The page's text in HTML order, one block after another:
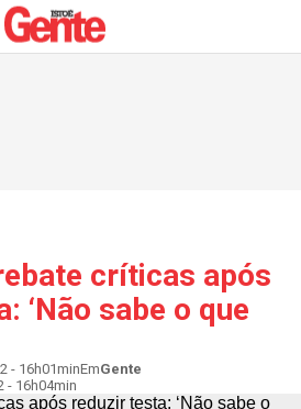
críticas após
‘Não sabe o que
- 16h01minEmGente
- 16h04min